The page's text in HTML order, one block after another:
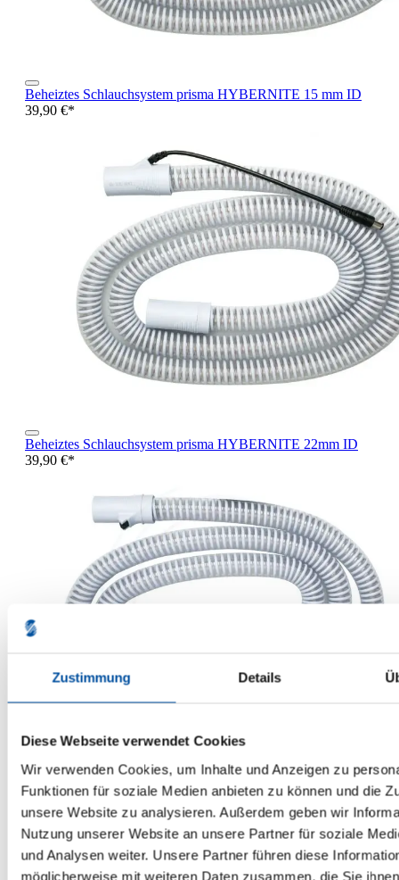
Zustimmung Details
Diese Webseite verwendet Cookies
Wir verwenden Cookies, um Inhalte und Anzeigen zu
Funktionen für soziale Medien anbieten zu können und die
unsere Website zu analysieren. Außerdem geben wir
Nutzung unserer Website an unsere Partner für soziale
und Analysen weiter. Unsere Partner führen diese
möglicherweise mit weiteren Daten zusammen, die Sie
Beheiztes Schlauchsystem prisma HYBERNITE 15 mm ID
39,90 €*
Beheiztes Schlauchsystem prisma HYBERNITE 22mm ID
39,90 €*
39,90 €*